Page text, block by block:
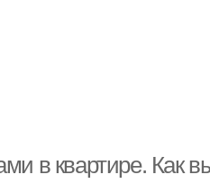
в квартире. Как